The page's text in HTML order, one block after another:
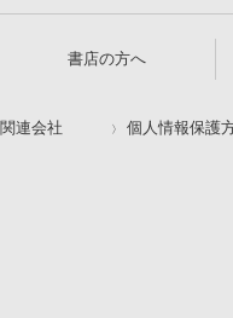
書店の方へ
関連会社 個人情報保護